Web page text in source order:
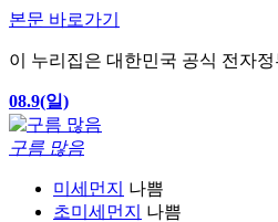
본문 바로가기
이 누리집은 대한민국 공식 전자
08.9(일)
구름 많음
미세먼지
나쁨
초미세먼지
나쁨